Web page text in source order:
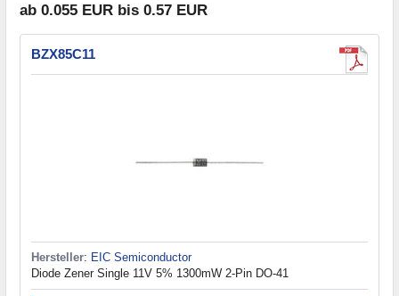
ab 0.055 EUR bis 0.57 EUR
BZX85C11
Hersteller: EIC Semiconductor
Diode Zener Single 11V 5% 1300mW 2-Pin DO-41